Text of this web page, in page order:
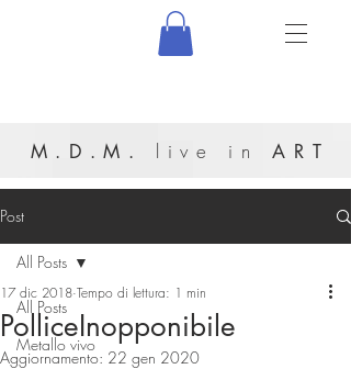
M.D.M. live in ART
Post
All Posts
Metallo vivo
All Posts
PolliceInopponibile
17 dic 2018 Tempo di lettura: 1 min
Aggiornamento: 22 gen 2020